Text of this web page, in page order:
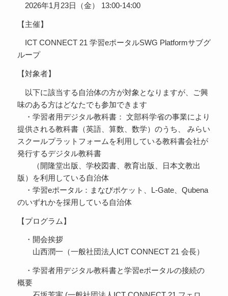
2026年1月23日（金） 13:00-14:00
【主催】
ICT CONNECT 21 学習eポータルSWG Platformサブグ
ループ
【対象者】
以下に該当する自治体の方が対象となりますが、ご興
味のある方はどなたでも参加できます
・学習者用デジタル教科書： 文部科学省の事業により
提供される教科書（英語、算数、数学）のうち、 みらい
スクールプラットフォームを利用している教科書会社が
発行するデジタル教科書
（開隆堂出版、学校図書、教育出版、日本文教出
版）を利用している自治体
・学習eポータル：まなびポケット、L-Gate、Qubena
のいずれかを採用している自治体
【プログラム】
・開会挨拶
山西潤一（一般社団法人ICT CONNECT 21 会長）
・学習者用デジタル教科書と学習eポータルの接続の
概要